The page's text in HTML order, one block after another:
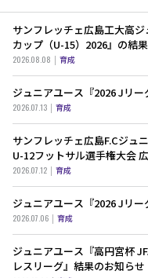
サンフレッチェ広島工大高
カップ（U-15）2026』の結
2026.08.08 育成
ジュニアユース『2026 Jリ
2026.07.13 育成
サンフレッチェ広島F.Cジュ
U-12フットサル選手権大会
2026.07.12 育成
ジュニアユース『2026 Jリ
2026.07.06 育成
ジュニアユース『高円宮杯
レスリーグ』結果のお知らせ